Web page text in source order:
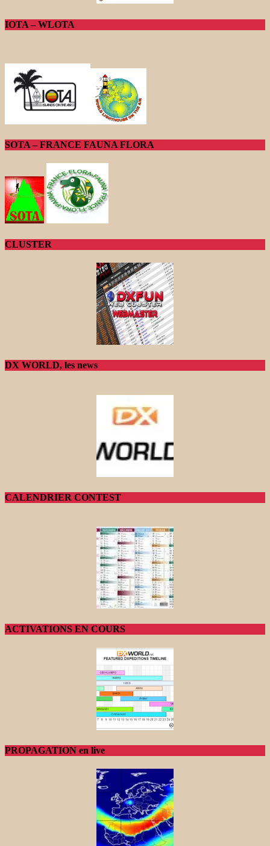
IOTA – WLOTA
SOTA – FRANCE FAUNA FLORA
CLUSTER
DX WORLD, les news
CALENDRIER CONTEST
ACTIVATIONS EN COURS
PROPAGATION en live